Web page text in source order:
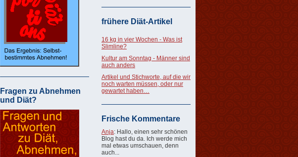
Fragen zu Abnehmen
und Diät?
frühere Diät-Artikel
16 kg in vier Wochen - Was ist
Slimline?
Kultur am Sonntag - Männer sind
auch anders
Artikel und Stichworte, auf die wir
noch warten müssen, oder nur
gewartet haben…
Frische Kommentare
Anja: Hallo, einen sehr schönen
Blog hast du da. Ich werde mich
mal etwas umschauen, denn
auch...